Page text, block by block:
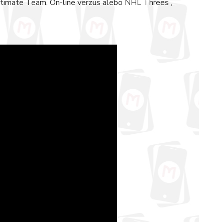
Team, On-line verzus alebo NHL Threes ,